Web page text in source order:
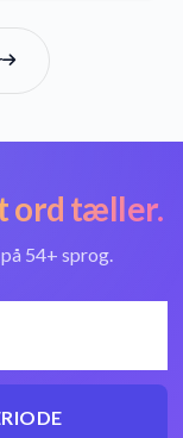
ord tæller.
54+ sprog.